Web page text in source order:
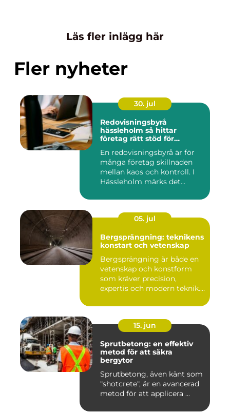
Läs fler inlägg här
Fler nyheter
30. jul
Redovisningsbyrå
hässleholm så hittar
företag rätt stöd för
En redovisningsbyrå är för
många företag skillnaden
mellan kaos och kontroll. I
Hässleholm märks det...
05. jul
Bergsprängning: teknikens
konstart och vetenskap
Bergsprängning är både en
vetenskap och konstform
som kräver precision,
expertis och modern teknik.
15. jun
Sprutbetong: en effektiv
metod för att säkra
bergytor
Sprutbetong, även känt som
"shotcrete", är en avancerad
metod för att applicera ...